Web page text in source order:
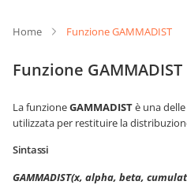
Home Funzione GAMMADIST
Funzione GAMMADIST
La funzioneGAMMADISTè una delle
utilizzata per restituire la
Sintassi
GAMMADIST(x, alpha, beta,